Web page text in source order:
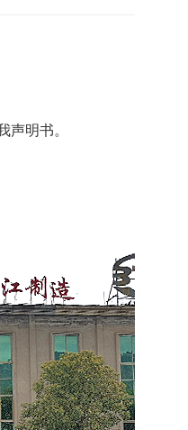
声明书。